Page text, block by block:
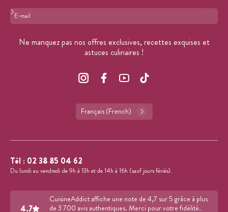
Format : adresse@email.com
Ne manquez pas nos offres exclusives, recettes exquises et
astuces culinaires !
Français (French)
Tél : 02 38 85 04 62
Du lundi au vendredi de 9h à 13h et de 14h à 16h (sauf jours fériés).
4.7
CuisineAddict affiche une note de 4,7 sur 5 grâce à plus
de 3 700 avis authentiques. Merci pour votre fidélité.